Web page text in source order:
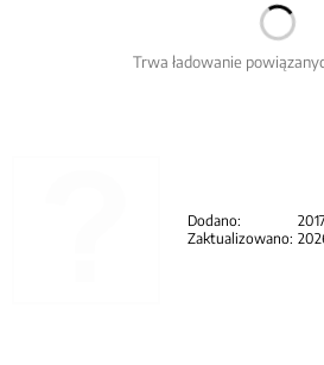
Trwa ładowanie
Dodano:
Zaktualizowano: